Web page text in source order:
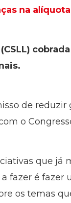
na
de reduzir
o
que já
fazer é
os temas